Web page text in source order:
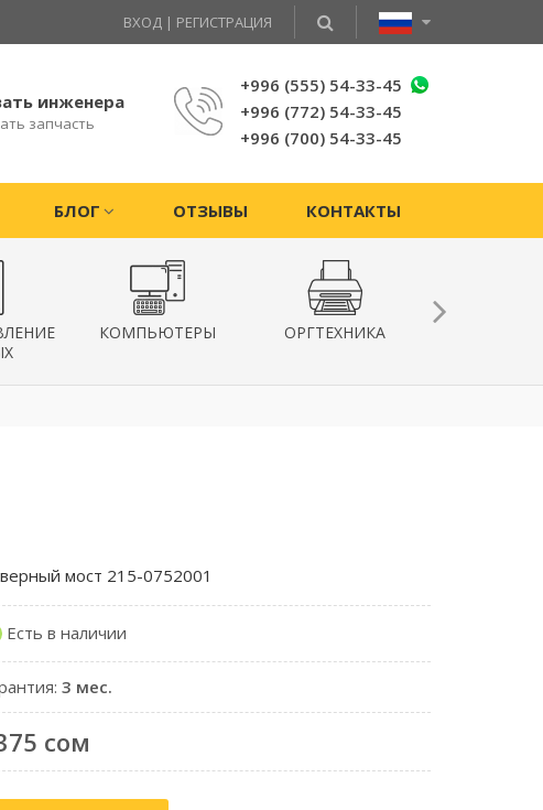
ВХОД | РЕГИСТРАЦИЯ
инженера
запчасть
+996 (555) 54-33-45
+996 (772) 54-33-45
+996 (700) 54-33-45
БЛОГ ОТЗЫВЫ КОНТАКТЫ
КОМПЬЮТЕРЫ ОРГТЕХНИКА
мост 215-0752001
Есть в наличии
3 мес.
сом